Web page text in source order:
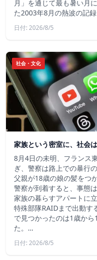
月」を通じて最も暑い月
た2003年8月の熱波の記
日付: 2026/8/5
社会・文化
家族という密室に、社会
8月4日の未明、フランス
ぎ、警察は路上での暴行
父親が18歳の娘の髪をつ
警察が到着すると、事態
家族の暮らすアパートに
特殊部隊RAIDまで出動す
で見つかったのは1歳か
た。…
日付: 2026/8/5